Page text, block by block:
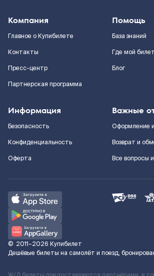
Компания
Главное о Купибилете
Контакты
Пресс-центр
Партнерская программа
Помощь
База знаний
Где мой билет
Блог
Информация
Безопасность
Конфиденциальность
Оферта
Важные
Оформление
Возврат и
Все вопросы
© 2011–2026 Купибилет
Дешёвые билеты на самолёт и поезд,